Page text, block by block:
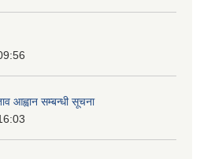
आह्वान सम्बन्धी सूचना